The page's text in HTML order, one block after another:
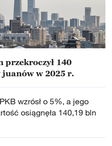
przekroczył 140
w 2025 r.
wzrósł o 5%, a jego
osiągnęła 140,19 bln